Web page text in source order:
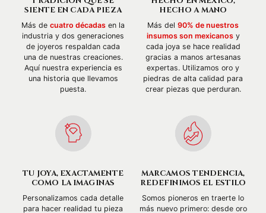
SIENTE EN CADA PIEZA
Más de cuatro décadas en la
industria y dos generaciones
de joyeros respaldan cada
una de nuestras creaciones.
Aquí nuestra experiencia es
una historia que llevamos
puesta.
HECHO A MANO
Más del 90% de nuestros
insumos son mexicanosy
cada joya se hace realidad
gracias a manos artesanas
expertas. Utilizamos oro y
piedras de alta calidad para
crear piezas que perduran.
TU JOYA, EXACTAMENTE
COMO LA IMAGINAS
Personalizamos cada detalle
para hacer realidad tu pieza
MARCAMOS TENDENCIA,
REDEFINIMOS EL ESTILO
Somos pioneros en traerte lo
más nuevo primero: desde oro